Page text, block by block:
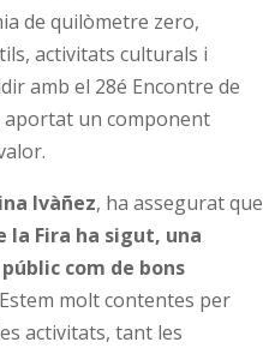
de quilòmetre zero,
activitats culturals i
amb el 28é Encontre de
aportat un component
Ivàñez, ha assegurat que
la Fira ha sigut, una
com de bons
molt contentes per
activitats, tant les